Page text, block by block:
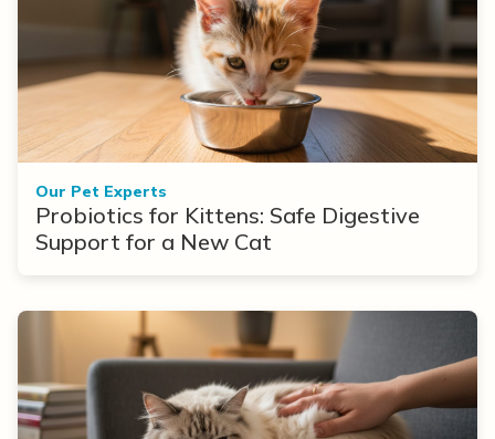
Our Pet Experts
Probiotics for Kittens: Safe Digestive
Support for a New Cat